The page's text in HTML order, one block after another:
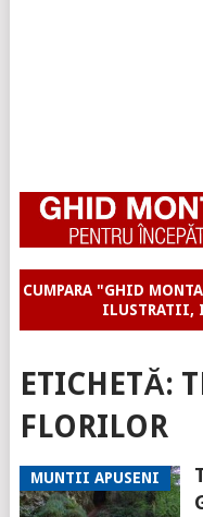
CUMPARA "GHID
ILUSTRATII,
ETICHETĂ:
FLORILOR
MUNTII APUSENI